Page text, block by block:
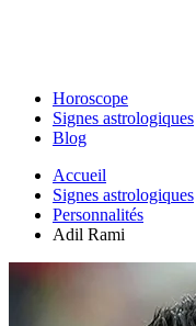
Horoscope
Signes astrologiques
Blog
Accueil
Signes astrologiques
Personnalités
Adil Rami